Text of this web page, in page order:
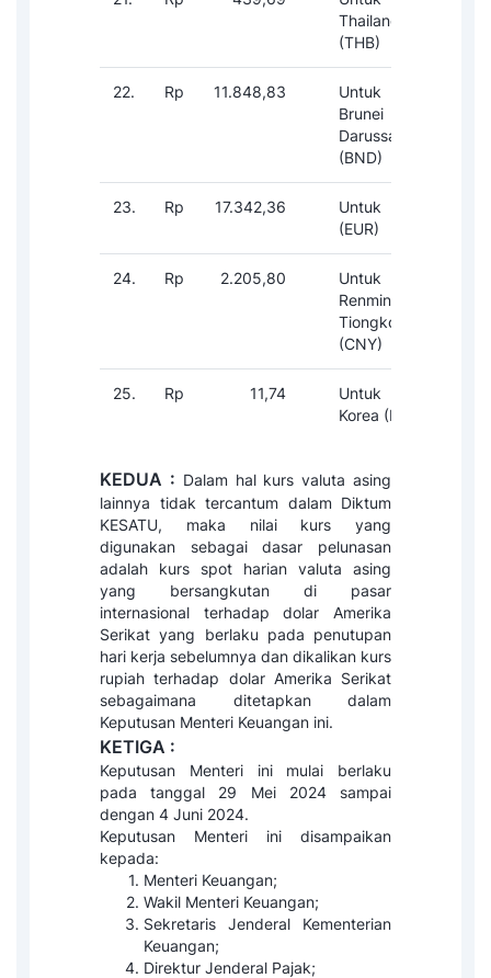
Thailand
(THB)
22. Rp 11.848,83
Untuk Dolar
Brunei
Darussalam
(BND)
23. Rp 17.342,36
Untuk Euro
(EUR)
24. Rp 2.205,80
Untuk Yuan
Renminbi
Tiongkok
(CNY)
25. Rp 11,74
Untuk Won
Korea (KRW)
KEDUA : Dalam hal kurs valuta asing
lainnya tidak tercantum dalam Diktum
KESATU, maka nilai kurs yang
digunakan sebagai dasar pelunasan
adalah kurs spot harian valuta asing
yang bersangkutan di pasar
internasional terhadap dolar Amerika
Serikat yang berlaku pada penutupan
hari kerja sebelumnya dan dikalikan kurs
rupiah terhadap dolar Amerika Serikat
sebagaimana ditetapkan dalam
Keputusan Menteri Keuangan ini.
KETIGA :
Keputusan Menteri ini mulai berlaku
pada tanggal 29 Mei 2024 sampai
dengan 4 Juni 2024.
Keputusan Menteri ini disampaikan
kepada:
Menteri Keuangan;
Wakil Menteri Keuangan;
Sekretaris Jenderal Kementerian
Keuangan;
Direktur Jenderal Pajak;